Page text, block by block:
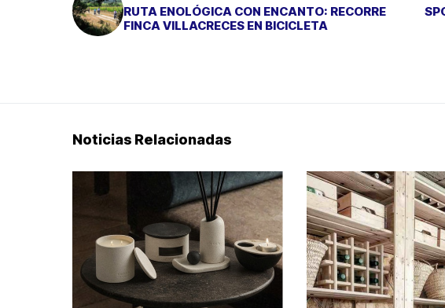
RUTA ENOLÓGICA CON ENCANTO: RECORRE
FINCA VILLACRECES EN BICICLETA
SPORT Y
Noticias Relacionadas